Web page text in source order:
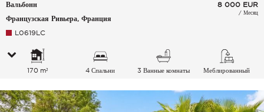
Вальбонн
Французская Ривьера, Франция
8 000 EUR
/ Месяц
L0619LC
170 m² 4 Спальни 3 Ванные комнаты Меблированный